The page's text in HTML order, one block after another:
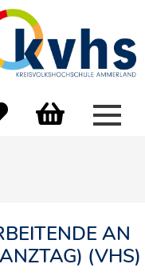
AN
(VHS)